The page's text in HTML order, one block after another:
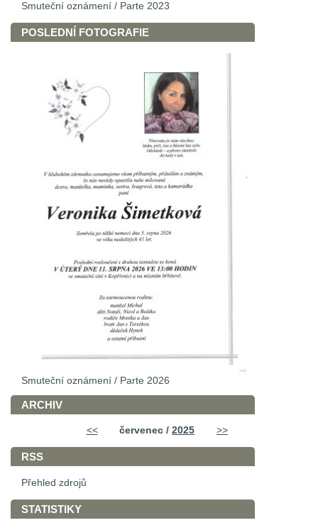
Smuteční oznámení / Parte 2023
POSLEDNÍ FOTOGRAFIE
Smuteční oznámení / Parte 2026
ARCHIV
<< červenec / 2025 >>
RSS
Přehled zdrojů
STATISTIKY